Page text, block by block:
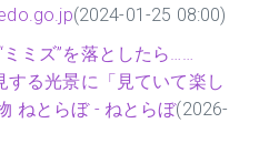
(2024-01-25 08:00)
ミミズ”を落としたら……
する光景に「見ていて楽し
ねとらぼ - ねとらぼ(2026-